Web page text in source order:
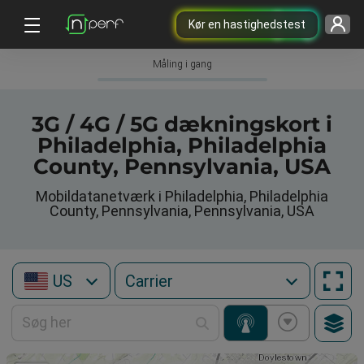
Kør en hastighedstest
Måling i gang
3G / 4G / 5G dækningskort i
Philadelphia, Philadelphia
County, Pennsylvania, USA
Mobildatanetværk i Philadelphia, Philadelphia
County, Pennsylvania, Pennsylvania, USA
US